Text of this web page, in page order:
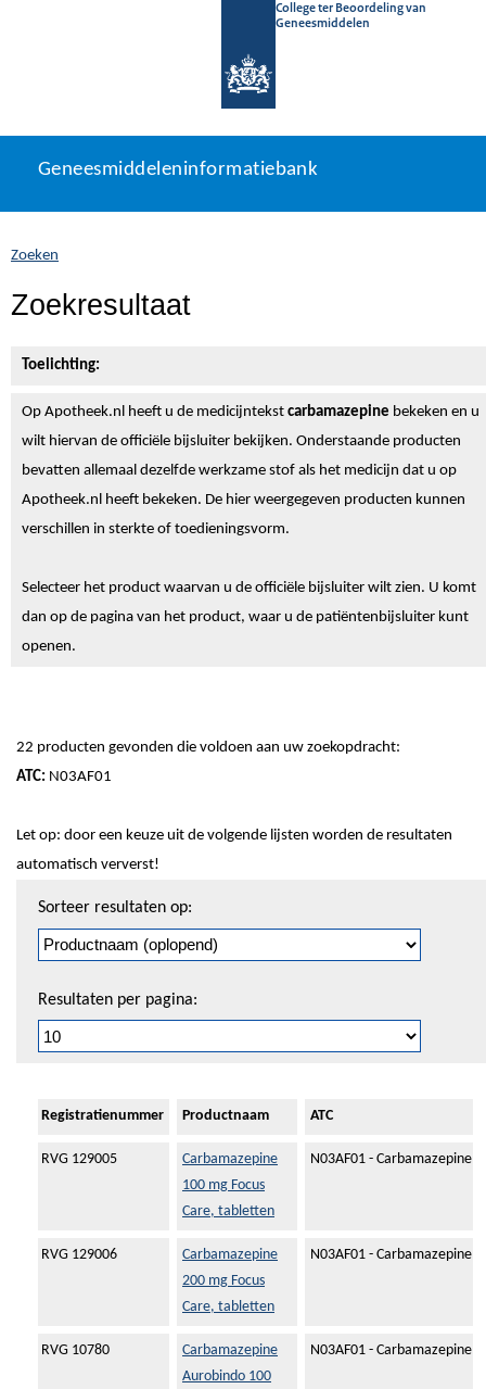
College ter Beoordeling van
Geneesmiddelen
naar
Geneesmiddeleninformatiebank
U
zich
hier:
Geneesmiddeleninformatiebank
Zoeken
Zoekresultaat
Toelichting:
Op Apotheek.nl heeft u de medicijntekst carbamazepine bekeken en u
wilt hiervan de officiële bijsluiter bekijken. Onderstaande producten
bevatten allemaal dezelfde werkzame stof als het medicijn dat u op
Apotheek.nl heeft bekeken. De hier weergegeven producten kunnen
verschillen in sterkte of toedieningsvorm.
Selecteer het product waarvan u de officiële bijsluiter wilt zien. U komt
dan op de pagina van het product, waar u de patiëntenbijsluiter kunt
openen.
22 producten gevonden die voldoen aan uw zoekopdracht:
ATC: N03AF01
Let op: door een keuze uit de volgende lijsten worden de resultaten
automatisch ververst!
pagineren
Sorteer resultaten op:
Resultaten per pagina:
Registratienummer Productnaam ATC
RVG 129005
Carbamazepine
100 mg Focus
Care, tabletten
N03AF01 - Carbamazepine
RVG 129006
Carbamazepine
200 mg Focus
Care, tabletten
N03AF01 - Carbamazepine
RVG 10780
Carbamazepine
Aurobindo 100
N03AF01 - Carbamazepine